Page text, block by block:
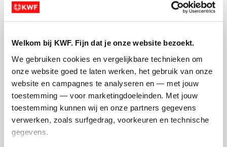
Welkom bij KWF. Fijn dat je onze website bezoekt.
We gebruiken cookies en vergelijkbare technieken om
onze website goed te laten werken, het gebruik van onze
website en campagnes te analyseren en — met jouw
toestemming — voor marketingdoeleinden. Met jouw
toestemming kunnen wij en onze partners gegevens
verwerken, zoals surfgedrag, voorkeuren en technische
gegevens.
Referentie
Ik wil bijdragen aan de transactiekosten